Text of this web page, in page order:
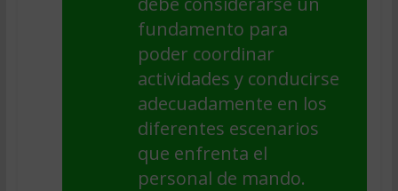
fundamento para
poder coordinar
actividades y conducirse
adecuadamente en los
diferentes escenarios
que enfrenta el
personal de mando.